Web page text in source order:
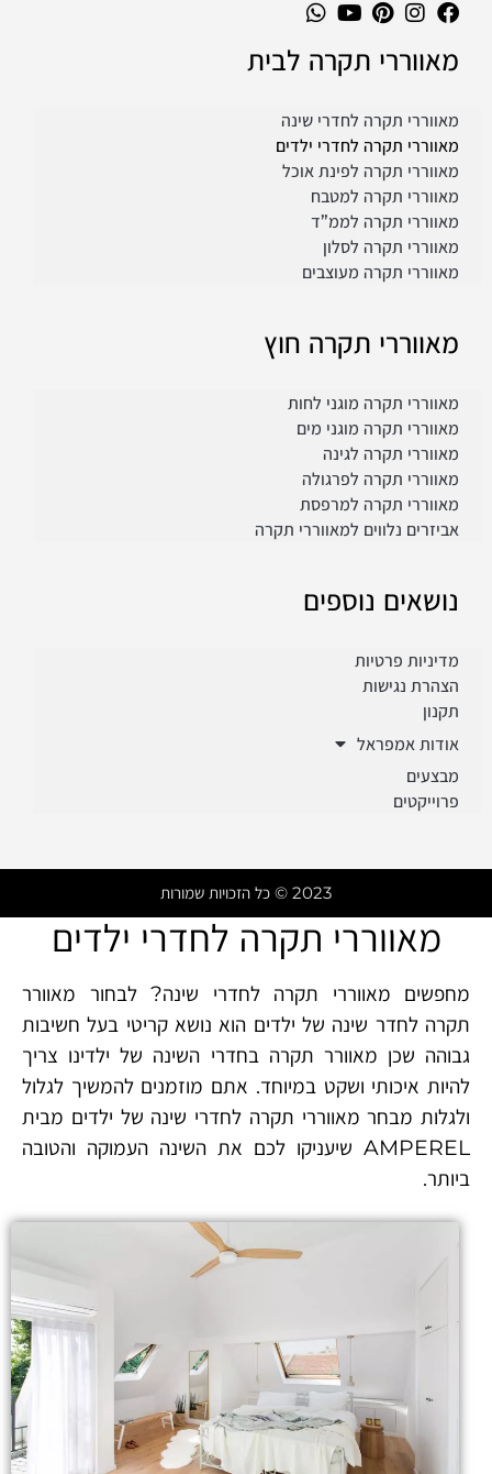
מאווררי תקרה לבית
מאווררי תקרה לחדרי שינה
מאווררי תקרה לחדרי ילדים
מאווררי תקרה לפינת אוכל
מאווררי תקרה למטבח
מאווררי תקרה לממ”ד
מאווררי תקרה לסלון
מאווררי תקרה מעוצבים
מאווררי תקרה חוץ
מאווררי תקרה מוגני לחות
מאווררי תקרה מוגני מים
מאווררי תקרה לגינה
מאווררי תקרה לפרגולה
מאווררי תקרה למרפסת
אביזרים נלווים למאווררי תקרה
נושאים נוספים
מדיניות פרטיות
הצהרת נגישות
תקנון
אודות אמפראל
מבצעים
פרוייקטים
2023 © כל הזכויות שמורות
מאווררי תקרה לחדרי ילדים
מחפשים מאווררי תקרה לחדרי שינה? לבחור מאוורר
תקרה לחדר שינה של ילדים הוא נושא קריטי בעל חשיבות
גבוהה שכן מאוורר תקרה בחדרי השינה של ילדינו צריך
להיות איכותי ושקט במיוחד. אתם מוזמנים להמשיך לגלול
ולגלות מבחר מאווררי תקרה לחדרי שינה של ילדים מבית
AMPEREL שיעניקו לכם את השינה העמוקה והטובה
ביותר.